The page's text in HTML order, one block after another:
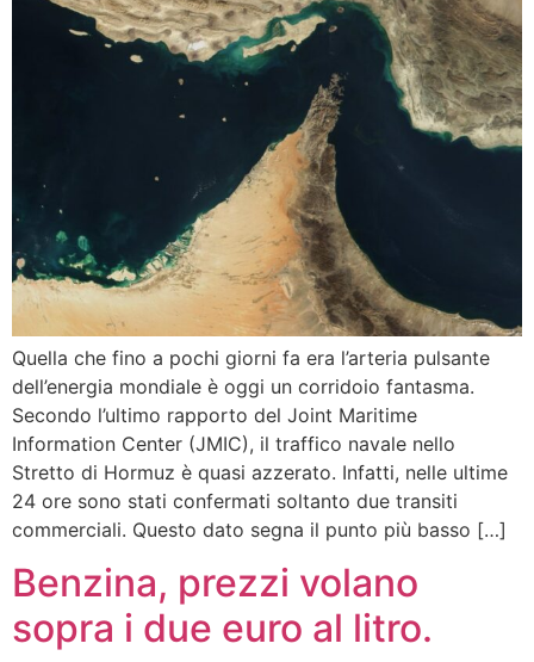
Quella che fino a pochi giorni fa era l’arteria pulsante
dell’energia mondiale è oggi un corridoio fantasma.
Secondo l’ultimo rapporto del Joint Maritime
Information Center (JMIC), il traffico navale nello
Stretto di Hormuz è quasi azzerato. Infatti, nelle ultime
24 ore sono stati confermati soltanto due transiti
commerciali. Questo dato segna il punto più basso […]
Benzina, prezzi volano
sopra i due euro al litro.